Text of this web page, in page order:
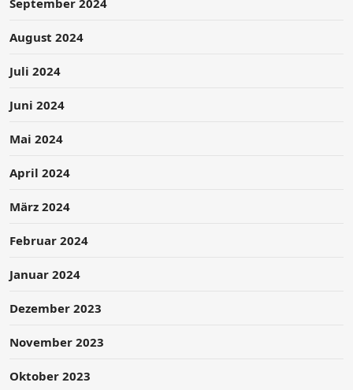
September 2024
August 2024
Juli 2024
Juni 2024
Mai 2024
April 2024
März 2024
Februar 2024
Januar 2024
Dezember 2023
November 2023
Oktober 2023